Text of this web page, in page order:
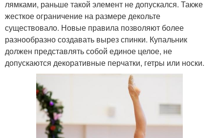
лямками, раньше такой элемент не допускался. Также
жесткое ограничение на размере декольте
существовало. Новые правила позволяют более
разнообразно создавать вырез спинки. Купальник
должен представлять собой единое целое, не
допускаются декоративные перчатки, гетры или носки.